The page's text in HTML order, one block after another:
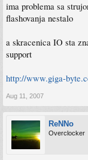
ima problema sa
flashovanja nestalo
a skracenica IO sta
support
http://www.giga-
Aug 11, 2007
ReNNo
Overclocker